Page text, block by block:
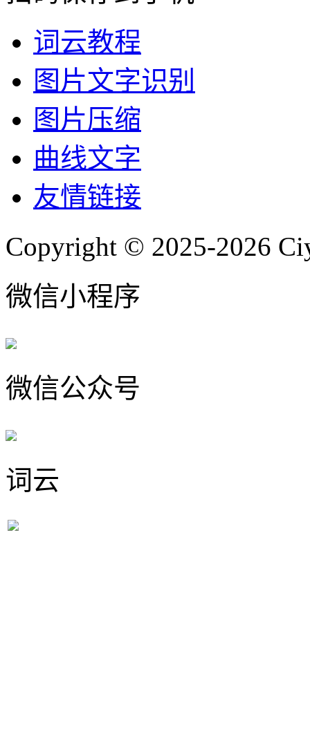
词云教程
图片文字识别
图片压缩
曲线文字
友情链接
Copyright © 2025-2026
微信小程序
微信公众号
词云